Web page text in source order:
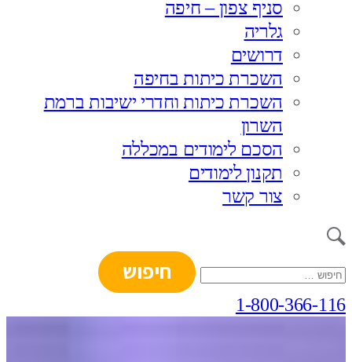
סניף צפון – חיפה
גלריה
דרושים
השכרת כיתות בחיפה
השכרת כיתות וחדרי ישיבות ברמת
השרון
הסכם לימודים במכללה
תקנון לימודים
צור קשר
חיפוש:
1-800-366-116